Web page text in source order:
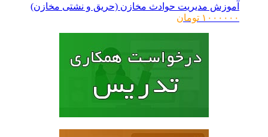
آموزش مدیریت حوادث مخازن (حریق و نشتی مخازن)
۱۰۰۰۰۰۰ تومان